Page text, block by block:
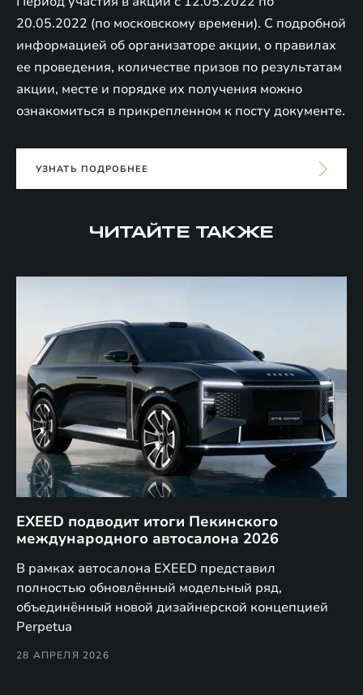
20.05.2022 (по московскому времени). С подробной
информацией об организаторе акции, о правилах
ее проведения, количестве призов по результатам
акции, месте и порядке их получения можно
ознакомиться в прикрепленном к посту документе.
УЗНАТЬ ПОДРОБНЕЕ
ЧИТАЙТЕ ТАКЖЕ
EXEED подводит итоги Пекинского
международного автосалона 2026
В рамках автосалона EXEED представил
полностью обновлённый модельный ряд,
объединённый новой дизайнерской концепцией
Perpetua
28 АПРЕЛЯ 2026